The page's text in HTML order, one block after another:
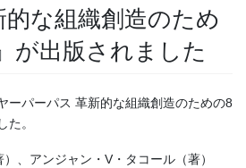
な組織創造のため
が出版されました
ーパーパス 革新的な組織創造のための8
た。
、アンジャン・V・タコール（著）